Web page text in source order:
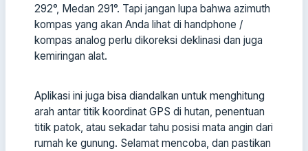
292°, Medan 291°. Tapi jangan lupa bahwa azimuth
kompas yang akan Anda lihat di handphone /
kompas analog perlu dikoreksi deklinasi dan juga
kemiringan alat.
Aplikasi ini juga bisa diandalkan untuk menghitung
arah antar titik koordinat GPS di hutan, penentuan
titik patok, atau sekadar tahu posisi mata angin dari
rumah ke gunung. Selamat mencoba, dan pastikan